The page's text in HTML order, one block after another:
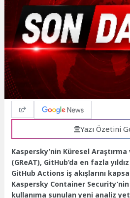
Yazı Özetini
Kaspersky’nin Küresel
(GReAT), GitHub’da en fazla
GitHub Actions iş akışlarını
Kaspersky Container
kullanıma sunulan yeni analiz